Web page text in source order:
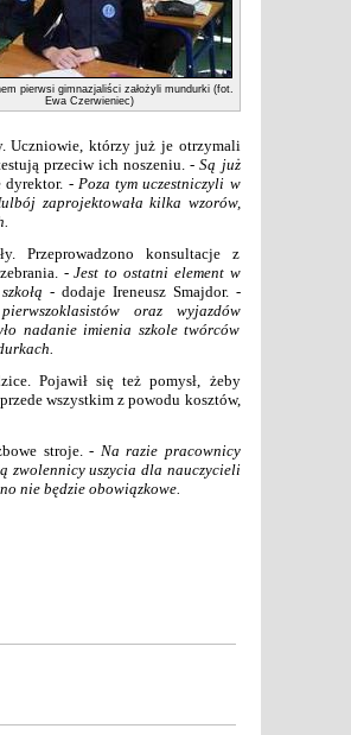
pierwsi gimnazjaliści założyli mundurki (fot.
Ewa Czerwieniec)
Uczniowie, którzy już je otrzymali
przeciw ich noszeniu. -Są już
dyrektor. - Poza tym uczestniczyli w
zaprojektowała kilka wzorów,
Przeprowadzono konsultacje z
-Jest to ostatni element w
- dodaje Ireneusz Smajdor. -
oraz wyjazdów
nadanie imienia szkole twórców
Pojawił się też pomysł, żeby
wszystkim z powodu kosztów,
stroje. - Na razie pracownicy
zwolennicy uszycia dla nauczycieli
nie będzie obowiązkowe.